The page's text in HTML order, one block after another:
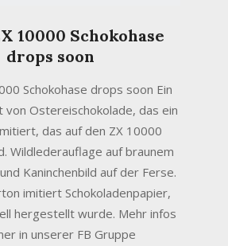
10000 Schokohase
drops soon
Schokohase drops soon Ein
von Ostereischokolade, das ein
das auf den ZX 10000
Wildlederauflage auf braunem
Kaninchenbild auf der Ferse.
imitiert Schokoladenpapier,
hergestellt wurde. Mehr infos
in unserer FB Gruppe